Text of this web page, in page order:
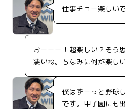
仕事チョー楽しい
おーーー！超楽しい？そう
凄いね。ちなみに何が楽し
僕はずーっと野球
です。甲子園にも